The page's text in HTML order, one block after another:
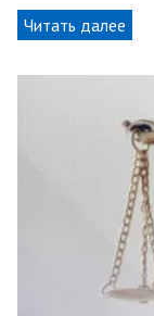
Читать далее